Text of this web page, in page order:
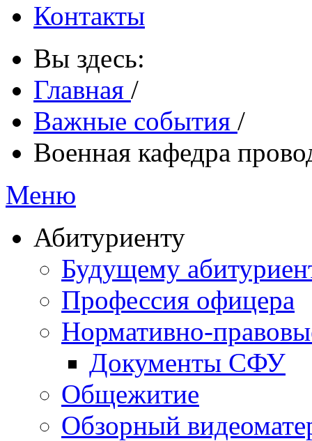
Контакты
Вы здесь:
Главная /
Важные события /
Военная кафедра
Меню
Абитуриенту
Будущему
Профессия офицера
Нормативно-
Документы СФУ
Общежитие
Обзорный